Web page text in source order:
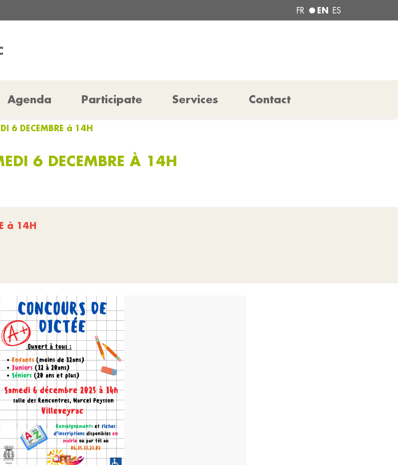
FR EN ES
Agenda Participate Services Contact
6 DECEMBRE à 14H
6 DECEMBRE À 14H
à 14H